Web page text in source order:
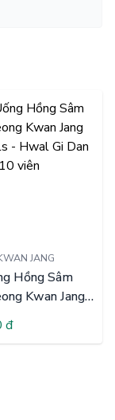
sóc sức khỏe
phẩm chăm sóc
tiêu chuẩn, trải
phẩm thành
JANG
Hồng Sâm
Kwan Jang
- Hwal Gi Dan
viên
đ